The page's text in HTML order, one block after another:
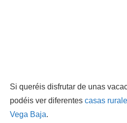
Si queréis disfrutar de unas
podéis ver diferentes casas
Vega Baja.